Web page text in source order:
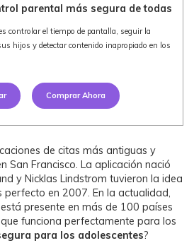
parental más segura de todas
controlar el tiempo de pantalla, seguir la
hijos y detectar contenido inapropiado en los
Comprar Ahora
de citas más antiguas y
San Francisco. La aplicación nació
y Nicklas Lindstrom tuvieron la idea
perfecto en 2007. En la actualidad,
presente en más de 100 países
funciona perfectamente para los
para los adolescentes?